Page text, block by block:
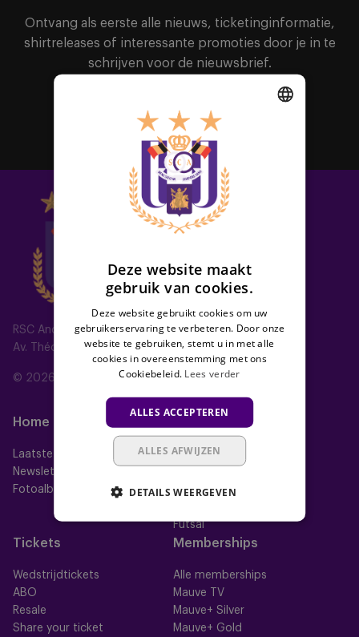
RSC Anderlecht
Av. Théo Verbeeck 2, 1070 Anderlecht, Belgium
© 2026 RSC Anderlecht
Home
Laatste nieuws
Newsletter
Fotoalbums
Eerste ploeg
Women
Futsal
Tickets
Wedstrijdtickets
ABO
Resale
Share your ticket
Memberships
Alle memberships
Mauve TV
Mauve+ Silver
Mauve+ Gold
Ontvang als eerste alle nieuws, ticketinginformatie,
shirtreleases of interessante promoties door je in te
schrijven voor de nieuwsbrief.
Abonneer
Deze website maakt
gebruik van cookies.
Deze website gebruikt cookies om uw
gebruikerservaring te verbeteren. Door onze
website te gebruiken, stemt u in met alle
cookies in overeenstemming met ons
Cookiebeleid. Lees verder
ALLES ACCEPTEREN
ALLES AFWIJZEN
DETAILS WEERGEVEN